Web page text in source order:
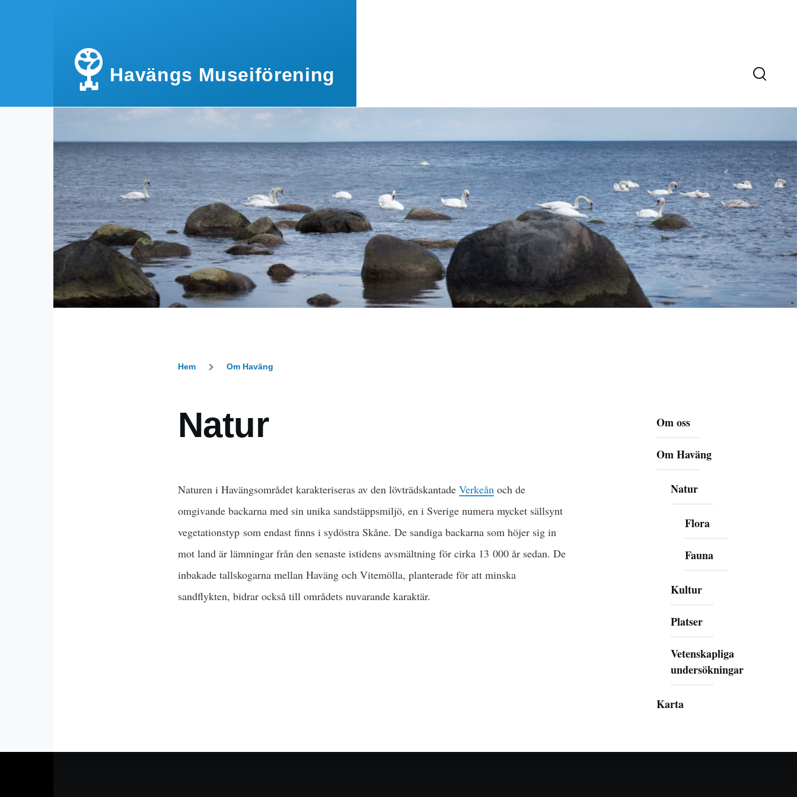
Havängs Museiförening
Hem Om Haväng
Natur
Naturen i Havängsområdet karakteriseras av den lövträdskantade Verkeån och de
omgivande backarna med sin unika sandstäppsmiljö, en i Sverige numera mycket sällsynt
vegetationstyp som endast finns i sydöstra Skåne. De sandiga backarna som höjer sig in
mot land är lämningar från den senaste istidens avsmältning för cirka 13 000 år sedan. De
inbakade tallskogarna mellan Haväng och Vitemölla, planterade för att minska
sandflykten, bidrar också till områdets nuvarande karaktär.
Om oss
Om Haväng
Natur
Flora
Fauna
Kultur
Platser
Vetenskapliga
undersökningar
Karta